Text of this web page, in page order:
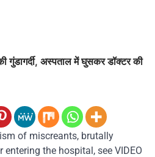
अस्पताल में घुसकर डॉक्टर की
of miscreants, brutally
the hospital, see VIDEO